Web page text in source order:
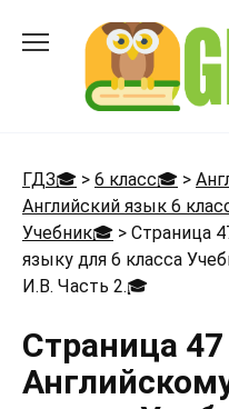
ГДЗ🎓 > 6 класс🎓 >
Английский язык 6
Учебник🎓 > Страница
языку для 6 класса
И.В. Часть 2.🎓
Страница